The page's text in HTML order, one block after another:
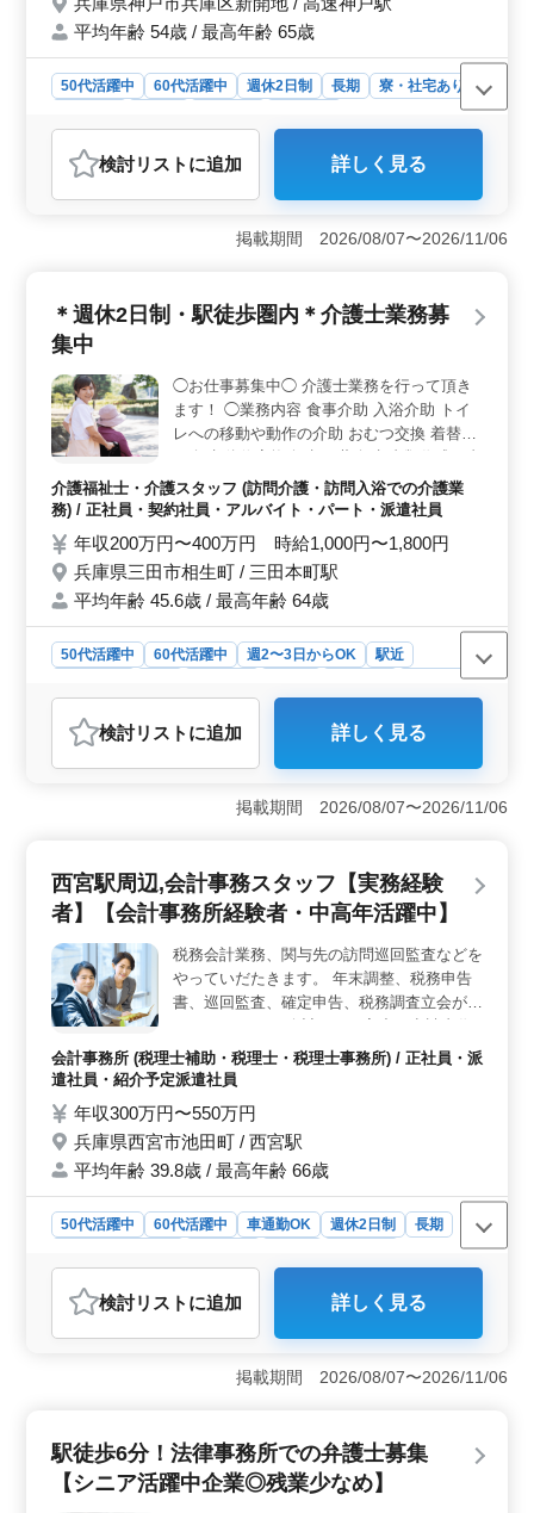
他関連業務 ＊備考＊ 資格手当支給・単身赴
任宿舎完備・週休2日制・社会保険完備 1級
土木施工管理技士資格必須になります！ お
気軽にご相談ください！
平均年齢 54歳 / 最高年齢 65歳
50代活躍中 60代活躍中 週休2日制 長期
寮・社宅あり
おすすめポイント
＜ベテランの経験を若手に伝える＞ 中高年の方々が豊
富な経験を持ち、若手に技術や知識を伝授する環境が整
っています。チーム全体でのメンターシップや研修制度
環境を提供＞ 単身用宿舎の完備や資格手当の支給な
ど、労働者の生活をサポートする施策が整っています。
環境を提供しています。安心して長期間働くことができ
る制度が整っており、働きやすさを重視した労働環境が
整っています。 ＜関西地域でのキャリア構築が可能
＞ 関西地方全域での案件があるため、地域密着型のキ
ャリアを築くことができます。充実の福利厚生ととも
に、キャリアの成長を支援する環境が整っています。仕
事に集中できる環境を提供し、関西地域でのキャリアを
築くための基盤を整えています。
検討リスト に追加 詳しく見る
掲載期間 2026/08/07〜2026/11/06
＊週休2日制・駅徒歩圏内＊介護士業務募
集中
◯お仕事募集中◯ 介護士業務を行って頂き
ます！ ◯業務内容 食事介助 入浴介助 トイ
レへの移動や動作の介助 おむつ交換 着替え
類整理 等 ◯備考 週休2日制 駅徒歩圏内 ベ
テラン経験者歓迎 年齢ではなくベテラン経
ております！
介護福祉士・介護スタッフ (訪問介護・訪問入浴での介護業
務) / 正社員・契約社員・アルバイト・パート・派遣社員
年収200万円〜400万円 時給1,000円〜1,800円
兵庫県三田市相生町 / 三田本町駅
平均年齢 45.6歳 / 最高年齢 64歳
50代活躍中 60代活躍中 週2〜3日からOK
駅近
派遣社員
介護福祉士・介護スタッフ
おすすめポイント
＜安定した勤務条件＞ 当施設では週休2日制を採用し、
従業員の健康と働きやすさを重視しています。さらに駅
徒歩圏内に位置するため交通の便も良好で通勤時間を短
す。 ＜幅広い雇用形態＞ 当施設では正社員からア
ルバイト、パート、派遣社員まで多様な雇用形態を用意
個人のスケジュールに合わせて柔軟に働くことができま
す。これによりライフスタイルに合わせた働き方が実現
できます。 ＜経験者優遇＞ 介護経験1年以上やヘル
パー2級以上の資格をお持ちの方を歓迎し、さらなるキャ
リアアップを目指す方を支援します。当施設では経験者
の方々が自身の専門知識や技術を活かし、より良いサー
ビスを提供できるよう環境を整えています。
検討リスト に追加 詳しく見る
掲載期間 2026/08/07〜2026/11/06
西宮駅周辺,会計事務スタッフ【実務経験
者】【会計事務所経験者・中高年活躍中】
税務会計業務、関与先の訪問巡回監査などを
やっていだたきます。 年末調整、税務申告
書、巡回監査、確定申告、税務調査立会が主
成業務 ・財務諸表、試算表の作成業務 ・交
通費全額支給 ・駅近 ・車通勤可 ・土曜日・
等休日です
会計事務所 (税理士補助・税理士・税理士事務所) / 正社員・派
遣社員・紹介予定派遣社員
年収300万円〜550万円
兵庫県西宮市池田町 / 西宮駅
平均年齢 39.8歳 / 最高年齢 66歳
50代活躍中 60代活躍中 車通勤OK 週休2日制
長期
会計事務所
おすすめポイント
＜会計事務のプロとして活躍＞ 実務経験を活かして、
税務会計業務や関与先の訪問巡回監査などの業務に携わ
れます。年末調整や税務申告書の作成など、幅広い会計
に適した環境です。経験豊富な方々が活躍する職場で、
安心して長く働けます。 ＜働きやすい環境＞ 週休2
検討リスト に追加 詳しく見る
掲載期間 2026/08/07〜2026/11/06
駅徒歩6分！法律事務所での弁護士募集
【シニア活躍中企業◎残業少なめ】